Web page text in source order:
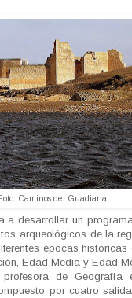
Caminos del Guadiana
a desarrollar un
arqueológicos de la
épocas históricas
Edad Media y Edad
de Geografía
por cuatro